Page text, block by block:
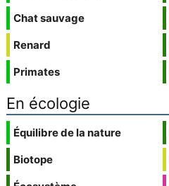
Chat sauvage
Renard
Primates
En écologie
Équilibre de la nature
Biotope